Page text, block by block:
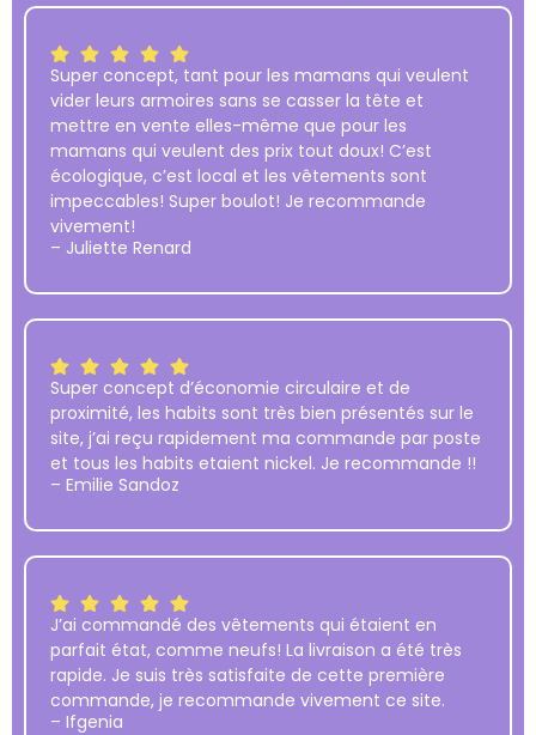
Super concept, tant pour les mamans qui veulent
vider leurs armoires sans se casser la tête et
mettre en vente elles-même que pour les
mamans qui veulent des prix tout doux! C’est
écologique, c’est local et les vêtements sont
impeccables! Super boulot! Je recommande
vivement!
– Juliette Renard
Super concept d’économie circulaire et de
proximité, les habits sont très bien présentés sur le
site, j’ai reçu rapidement ma commande par poste
et tous les habits etaient nickel. Je recommande !!
– Emilie Sandoz
J’ai commandé des vêtements qui étaient en
parfait état, comme neufs! La livraison a été très
rapide. Je suis très satisfaite de cette première
commande, je recommande vivement ce site.
– Ifgenia